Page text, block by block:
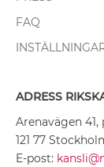
FAQ
ADRESS
Arenavägen 41,
121 77
E-post: